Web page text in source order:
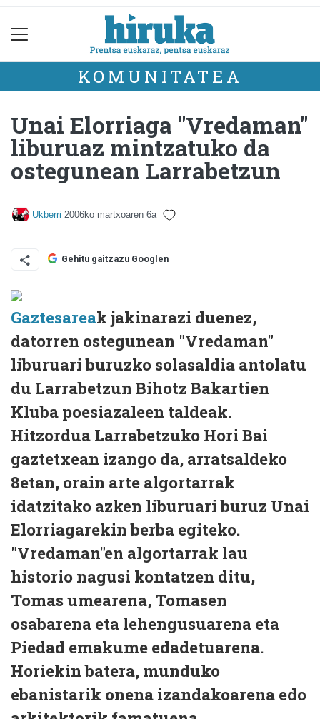
KOMUNITATEA
Unai Elorriaga "Vredaman"
liburuaz mintzatuko da
ostegunean Larrabetzun
Ukberri 2006ko martxoaren 6a
Gehitu gaitzazu Googlen
Gaztesareak jakinarazi duenez,
datorren ostegunean "Vredaman"
liburuari buruzko solasaldia antolatu
du Larrabetzun Bihotz Bakartien
Kluba poesiazaleen taldeak.
Hitzordua Larrabetzuko Hori Bai
gaztetxean izango da, arratsaldeko
8etan, orain arte algortarrak
idatzitako azken liburuari buruz Unai
Elorriagarekin berba egiteko.
"Vredaman"en algortarrak lau
historio nagusi kontatzen ditu,
Tomas umearena, Tomasen
osabarena eta lehengusuarena eta
Piedad emakume edadetuarena.
Horiekin batera, munduko
ebanistarik onena izandakoarena edo